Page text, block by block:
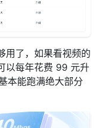
用了，如果看视频的
以每年花费 99 元升
本能跑满绝大部分